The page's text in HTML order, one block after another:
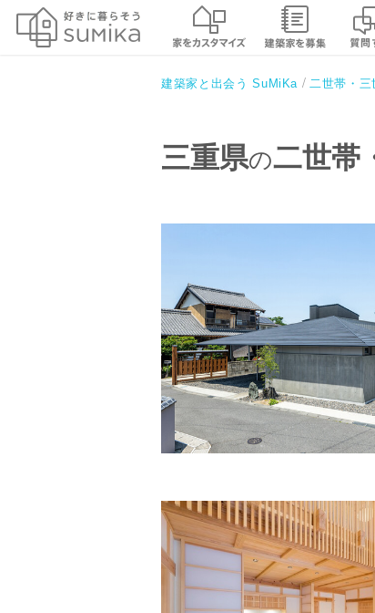
建築家と出会う SuMiKa 二世帯・三
三重県の二世帯